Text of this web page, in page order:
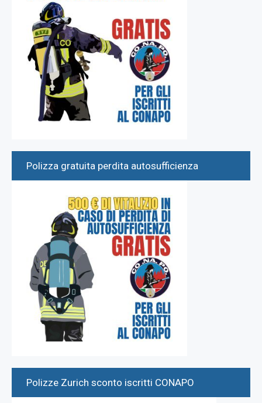
Polizza gratuita perdita autosufficienza
Polizze Zurich sconto iscritti CONAPO